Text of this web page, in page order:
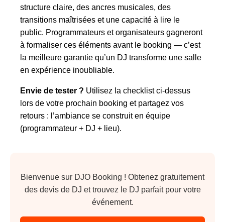
structure claire, des ancres musicales, des
transitions maîtrisées et une capacité à lire le
public. Programmateurs et organisateurs gagneront
à formaliser ces éléments avant le booking — c’est
la meilleure garantie qu’un DJ transforme une salle
en expérience inoubliable.
Envie de tester ? Utilisez la checklist ci‑dessus
lors de votre prochain booking et partagez vos
retours : l’ambiance se construit en équipe
(programmateur + DJ + lieu).
Bienvenue sur DJO Booking ! Obtenez gratuitement
des devis de DJ et trouvez le DJ parfait pour votre
événement.